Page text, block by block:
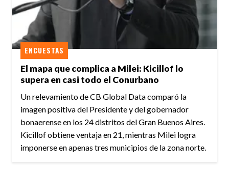
El mapa que complica a Milei: Kicillof lo
supera en casi todo el Conurbano
ENCUESTAS
Un relevamiento de CB Global Data comparó la
imagen positiva del Presidente y del gobernador
bonaerense en los 24 distritos del Gran Buenos Aires.
Kicillof obtiene ventaja en 21, mientras Milei logra
imponerse en apenas tres municipios de la zona norte.